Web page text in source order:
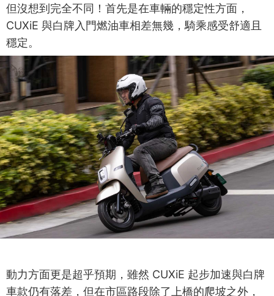
但沒想到完全不同！首先是在車輛的穩定性方面，
CUXiE 與白牌入門燃油車相差無幾，騎乘感受舒適且
穩定。
動力方面更是超乎預期，雖然 CUXiE 起步加速與白牌
車款仍有落差，但在市區路段除了上橋的爬坡之外，